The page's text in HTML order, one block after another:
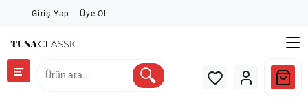
Giriş Yap Üye Ol